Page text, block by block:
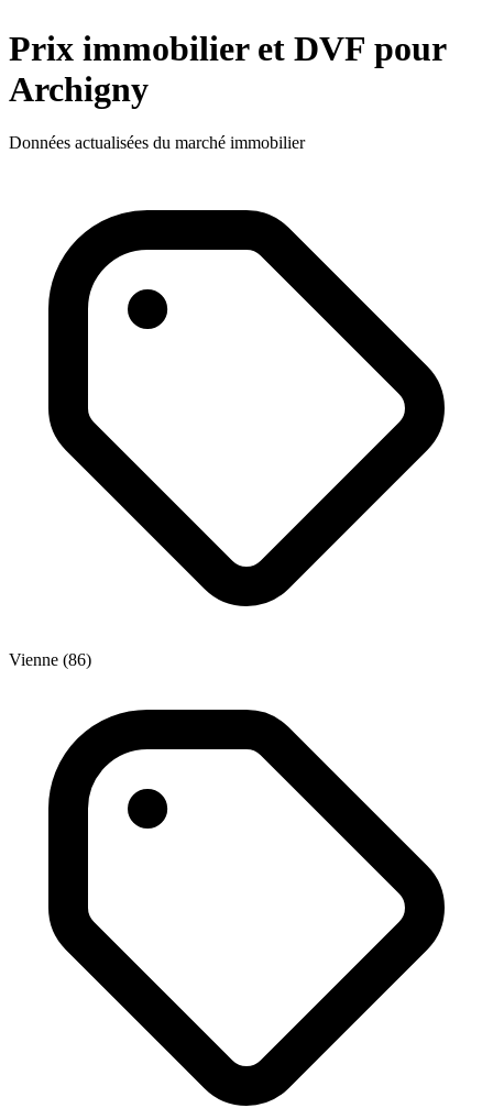
Prix immobilier et DVF pour
Archigny
Données actualisées du marché immobilier
Vienne (86)